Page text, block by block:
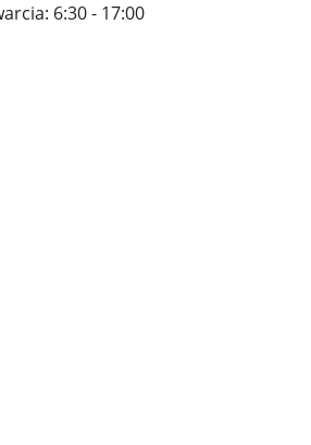
6:30 - 17:00